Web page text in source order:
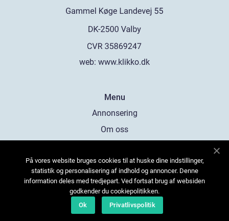
web: www.klikko.dk
Menu
Annonsering
Om oss
Kontakta oss
Sitemap
På vores website bruges cookies til at huske dine indstillinger,
statistik og personalisering af indhold og annoncer. Denne
information deles med tredjepart. Ved fortsat brug af websiden
godkender du cookiepolitikken.
Ok
Privatlivspolitik